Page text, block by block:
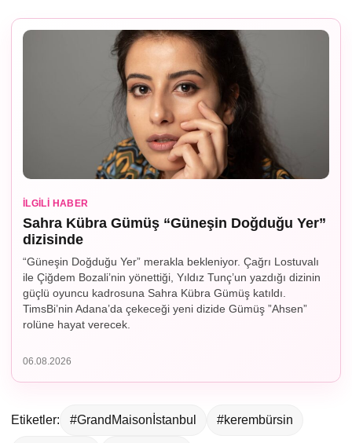
İLGILI HABER
Sahra Kübra Gümüş “Güneşin Doğduğu Yer”
dizisinde
“Güneşin Doğduğu Yer” merakla bekleniyor. Çağrı Lostuvalı
ile Çiğdem Bozali’nin yönettiği, Yıldız Tunç’un yazdığı dizinin
güçlü oyuncu kadrosuna Sahra Kübra Gümüş katıldı.
TimsBi’nin Adana’da çekeceği yeni dizide Gümüş ”Ahsen”
rolüne hayat verecek.
06.08.2026
Etiketler: #GrandMaisonİstanbul #kerembürsin